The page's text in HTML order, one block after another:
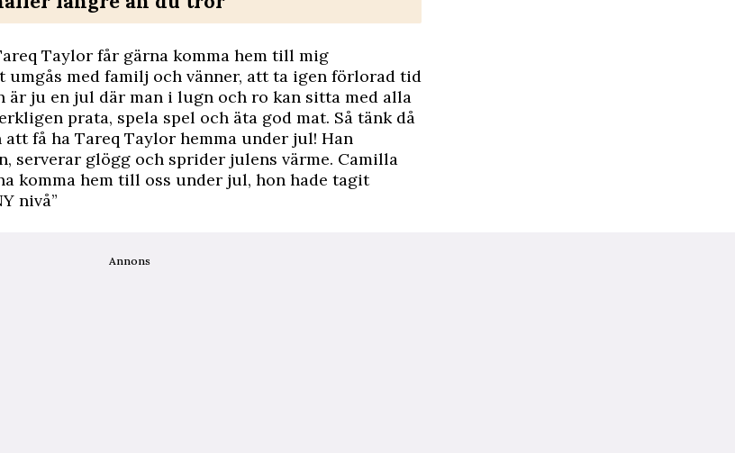
Taylor får gärna komma hem till mig
umgås med familj och vänner, att ta igen förlorad tid
är ju en jul där man i lugn och ro kan sitta med alla
prata, spela spel och äta god mat. Så tänk då
att få ha Tareq Taylor hemma under jul! Han
serverar glögg och sprider julens värme. Camilla
komma hem till oss under jul, hon hade tagit
nivå”
Annons